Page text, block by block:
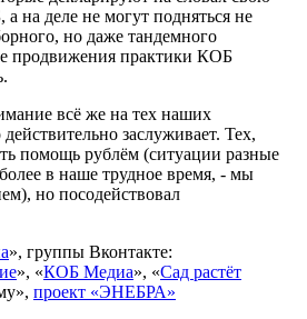
на деле не могут подняться не
но даже тандемного
продвижения практики КОБ
всё же на тех наших
заслуживает. Тех,
помощь рублём (ситуации разные
в наше трудное время, - мы
но посодействовал
», группы Вконтакте:
», «КОБ Медиа», «Сад растёт
проект «ЭНЕБРА»